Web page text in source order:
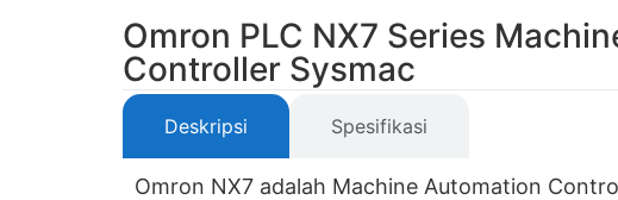
Omron PLC NX7 Series
Controller Sysmac
Deskripsi Spesifikasi
Omron NX7 adalah Machine Automation